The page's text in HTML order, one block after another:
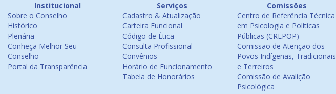
Institucional
Sobre o Conselho
Histórico
Plenária
Conheça Melhor Seu
Conselho
Portal da Transparência
Serviços
Cadastro & Atualização
Carteira Funcional
Código de Ética
Consulta Profissional
Convênios
Horário de Funcionamento
Tabela de Honorários
Comissões
Centro de Referência Técnica
em Psicologia e Políticas
Públicas (CREPOP)
Comissão de Atenção dos
Povos Indígenas, Tradicionais
e Terreiros
Comissão de Avalição
Psicológica